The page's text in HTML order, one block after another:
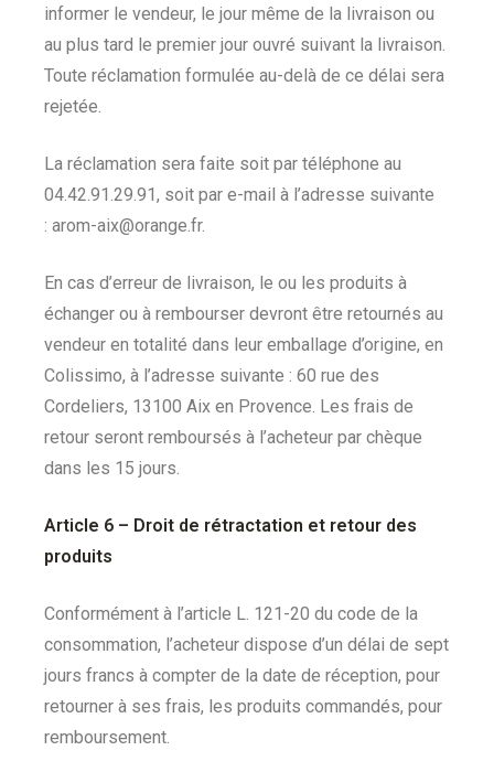
informer le vendeur, le jour même de la livraison ou
au plus tard le premier jour ouvré suivant la livraison.
Toute réclamation formulée au-delà de ce délai sera
rejetée.
La réclamation sera faite soit par téléphone au
04.42.91.29.91, soit par e-mail à l’adresse suivante
: arom-aix@orange.fr.
En cas d’erreur de livraison, le ou les produits à
échanger ou à rembourser devront être retournés au
vendeur en totalité dans leur emballage d’origine, en
Colissimo, à l’adresse suivante : 60 rue des
Cordeliers, 13100 Aix en Provence. Les frais de
retour seront remboursés à l’acheteur par chèque
dans les 15 jours.
Article 6 – Droit de rétractation et retour des
produits
Conformément à l’article L. 121-20 du code de la
consommation, l’acheteur dispose d’un délai de sept
jours francs à compter de la date de réception, pour
retourner à ses frais, les produits commandés, pour
remboursement.